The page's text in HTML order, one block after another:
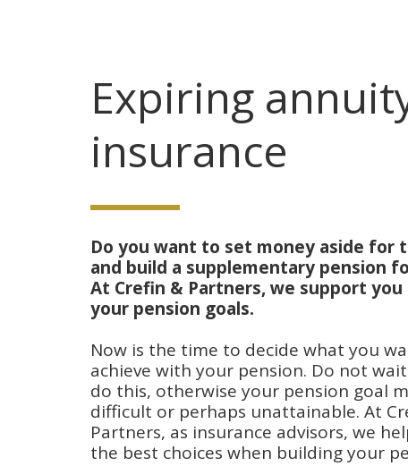
Expiring
insurance
Do you want to set money aside for
and build a supplementary pension
At Crefin & Partners, we support you
your pension goals.
Now is the time to decide what you
achieve with your pension. Do not
do this, otherwise your pension goal
difficult or perhaps unattainable. At
Partners, as insurance advisors, we
the best choices when building your